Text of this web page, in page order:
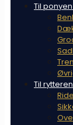
Til
Til rytteren